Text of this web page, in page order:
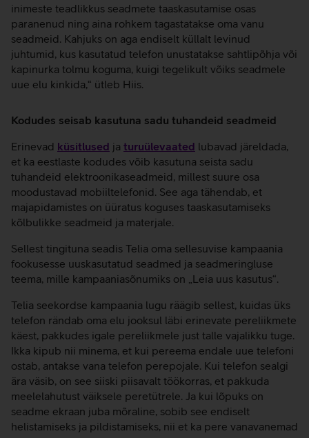
inimeste teadlikkus seadmete taaskasutamise osas
paranenud ning aina rohkem tagastatakse oma vanu
seadmeid. Kahjuks on aga endiselt küllalt levinud
juhtumid, kus kasutatud telefon unustatakse sahtlipõhja või
kapinurka tolmu koguma, kuigi tegelikult võiks seadmele
uue elu kinkida,“ ütleb Hiis.
Kodudes seisab kasutuna sadu tuhandeid seadmeid
Erinevad küsitlused ja turuülevaated lubavad järeldada,
et ka eestlaste kodudes võib kasutuna seista sadu
tuhandeid elektroonikaseadmeid, millest suure osa
moodustavad mobiiltelefonid. See aga tähendab, et
majapidamistes on üüratus koguses taaskasutamiseks
kõlbulikke seadmeid ja materjale.
Sellest tingituna seadis Telia oma sellesuvise kampaania
fookusesse uuskasutatud seadmed ja seadmeringluse
teema, mille kampaaniasõnumiks on „Leia uus kasutus“.
Telia seekordse kampaania lugu räägib sellest, kuidas üks
telefon rändab oma elu jooksul läbi erinevate pereliikmete
käest, pakkudes igale pereliikmele just talle vajalikku tuge.
Ikka kipub nii minema, et kui pereema endale uue telefoni
ostab, antakse vana telefon perepojale. Kui telefon sealgi
ära väsib, on see siiski piisavalt töökorras, et pakkuda
meelelahutust väiksele peretütrele. Ja kui lõpuks on
seadme ekraan juba mõraline, sobib see endiselt
helistamiseks ja pildistamiseks, nii et ka pere vanavanemad